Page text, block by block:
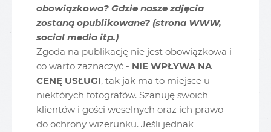
obowiązkowa? Gdzie nasze zdjęcia
zostaną opublikowane? (strona WWW,
social media itp.)
Zgoda na publikację nie jest obowiązkowa i
co warto zaznaczyć - NIE WPŁYWA NA
CENĘ USŁUGI, tak jak ma to miejsce u
niektórych fotografów. Szanuję swoich
klientów i gości weselnych oraz ich prawo
do ochrony wizerunku. Jeśli jednak